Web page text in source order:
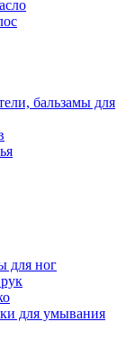
бальзамы для
для ног
для умывания